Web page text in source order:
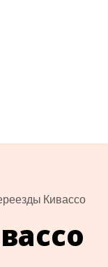
Кивассо